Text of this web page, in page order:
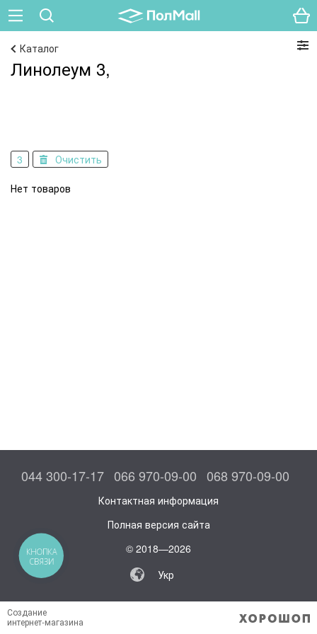
Каталог
Линолеум 3,
3 Очистить
Нет товаров
044 300-17-17 066 970-09-00 068 970-09-00
Контактная информация
Полная версия сайта
© 2018—2026
Укр
Создание
интернет-магазина
КНОПКА
СВЯЗИ